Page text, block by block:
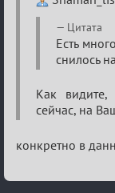
Цитата
Есть
снилось
Как видите,
сейчас, на
конкретно в